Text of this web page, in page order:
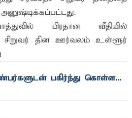
பிரதான வீதியில்
தின ஊர்வலம் உள்ளூர்